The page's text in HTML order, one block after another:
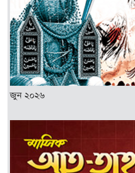
জুন ২০২৬